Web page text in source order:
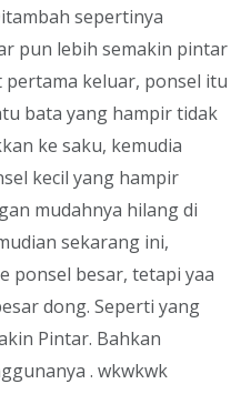
sepertinya
pun lebih semakin pintar
pertama keluar, ponsel itu
bata yang hampir tidak
ke saku, kemudia
kecil yang hampir
mudahnya hilang di
sekarang ini,
ponsel besar, tetapi yaa
dong. Seperti yang
Pintar. Bahkan
. wkwkwk